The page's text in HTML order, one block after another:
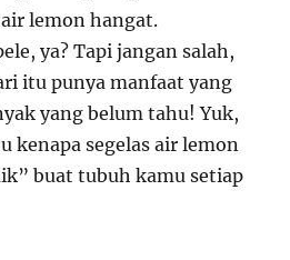
lemon hangat.
ya? Tapi jangan salah,
itu punya manfaat yang
yang belum tahu! Yuk,
kenapa segelas air lemon
buat tubuh kamu setiap